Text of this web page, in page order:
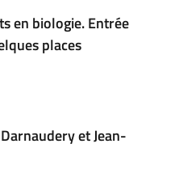
en biologie.Entrée
places
et Jean-